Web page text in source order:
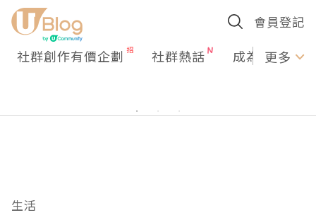
會員登記
社群創作有價企劃 社群熱話 成為U更多
生活